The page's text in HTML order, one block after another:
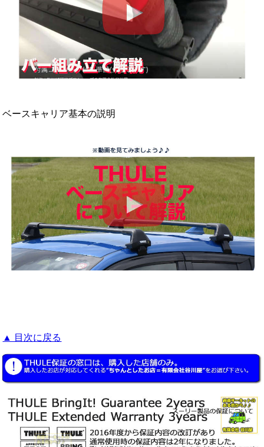
ベースキャリア基本の説明
▲ 目次に戻る